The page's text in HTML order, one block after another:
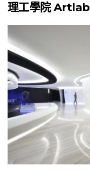
理工學院 Artlab